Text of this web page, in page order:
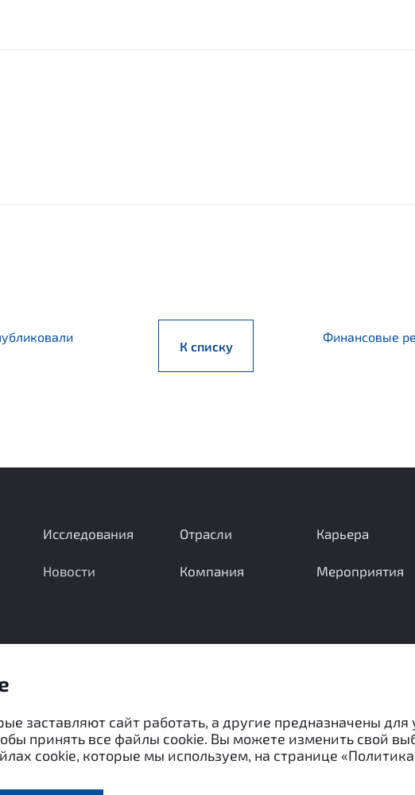
К списку
Финансовые
Исследования
Новости
Отрасли
Компания
Карьера
Мероприятия
массовой информации) без письменного согласия авторов.
заставляют сайт работать, а другие предназначены
принять все файлы cookie. Вы можете изменить свой
cookie, которые мы используем, на странице